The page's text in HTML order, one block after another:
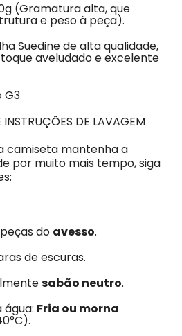
(Gramatura alta, que
e peso à peça).
Suedine de alta qualidade,
aveludado e excelente
G3
DE LAVAGEM
camiseta mantenha a
por muito mais tempo, siga
do avesso.
de escuras.
sabão neutro.
Fria ou morna